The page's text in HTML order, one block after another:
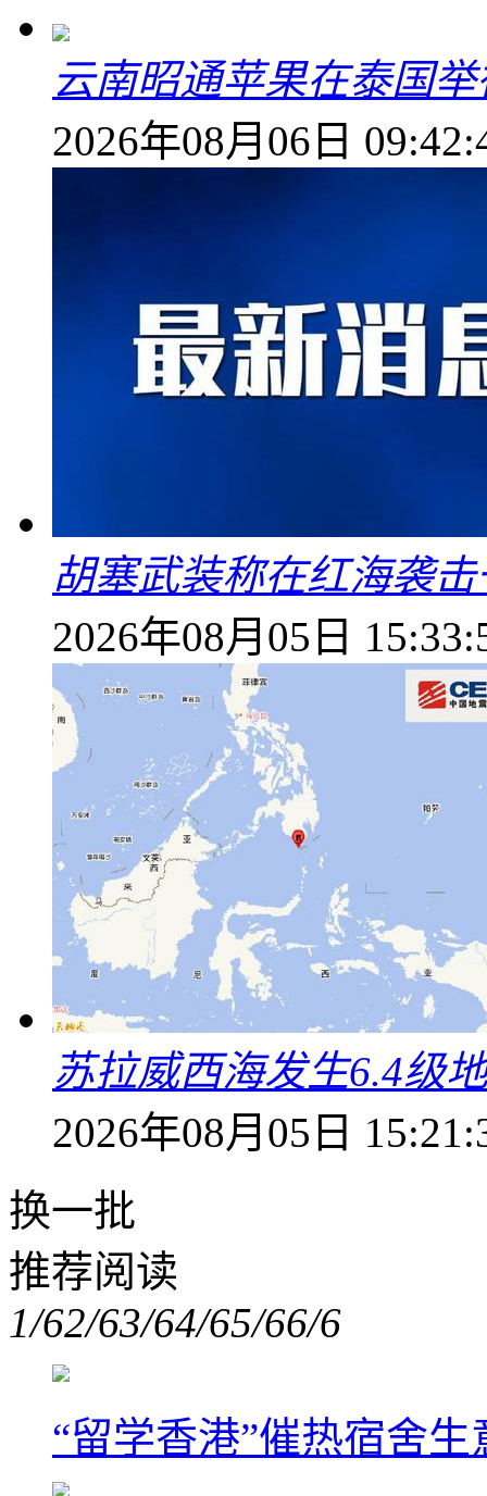
云南昭通苹果在泰国
2026年08月06日
胡塞武装称在红海袭
2026年08月05日
苏拉威西海发生6.4级
2026年08月05日
换一批
推荐阅读
1/62/63/64/65/66/6
“留学香港”催热宿舍